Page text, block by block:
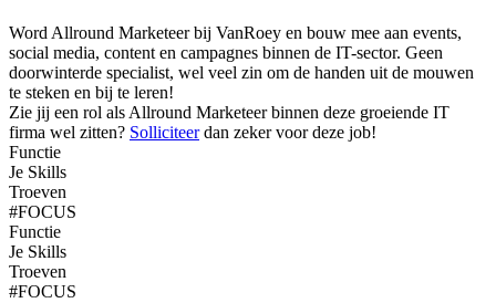
Word Allround Marketeer bij VanRoey en bouw mee aan events,
social media, content en campagnes binnen de IT-sector. Geen
doorwinterde specialist, wel veel zin om de handen uit de mouwen
te steken en bij te leren!
Zie jij een rol als Allround Marketeer binnen deze groeiende IT
firma wel zitten? Solliciteerdan zeker voor deze job!
Functie
Je Skills
Troeven
#FOCUS
Functie
Je Skills
Troeven
#FOCUS